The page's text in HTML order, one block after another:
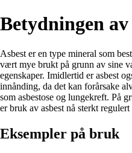
Betydningen
Asbest er en type mineral som
vært mye brukt på grunn av sine
egenskaper. Imidlertid er asbest
innånding, da det kan forårsake
som asbestose og lungekreft. På
er bruk av asbest nå sterkt
Eksempler på bruk